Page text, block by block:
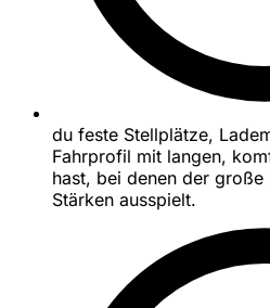
du feste Stellplätze,
Fahrprofil mit langen,
hast, bei denen der
Stärken ausspielt.